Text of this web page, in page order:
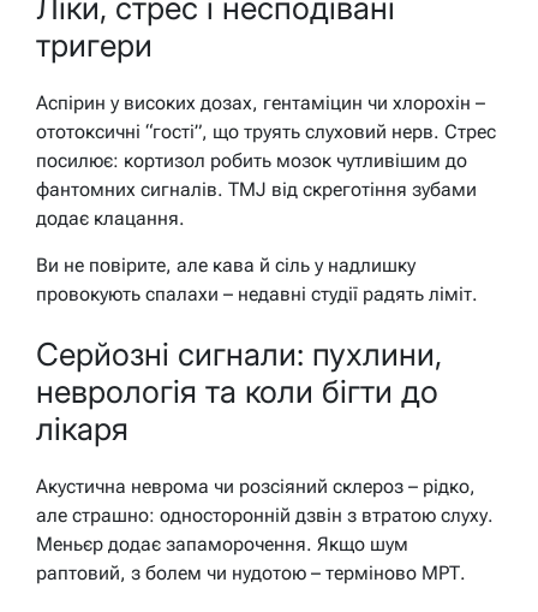
тригери
Аспірин у високих дозах, гентаміцин чи хлорохін –
ототоксичні “гості”, що труять слуховий нерв. Стрес
посилює: кортизол робить мозок чутливішим до
фантомних сигналів. TMJ від скреготіння зубами
додає клацання.
Ви не повірите, але кава й сіль у надлишку
провокують спалахи – недавні студії радять ліміт.
Серйозні сигнали: пухлини,
неврологія та коли бігти до
лікаря
Акустична неврома чи розсіяний склероз – рідко,
але страшно: односторонній дзвін з втратою слуху.
Меньєр додає запаморочення. Якщо шум
раптовий, з болем чи нудотою – терміново МРТ.